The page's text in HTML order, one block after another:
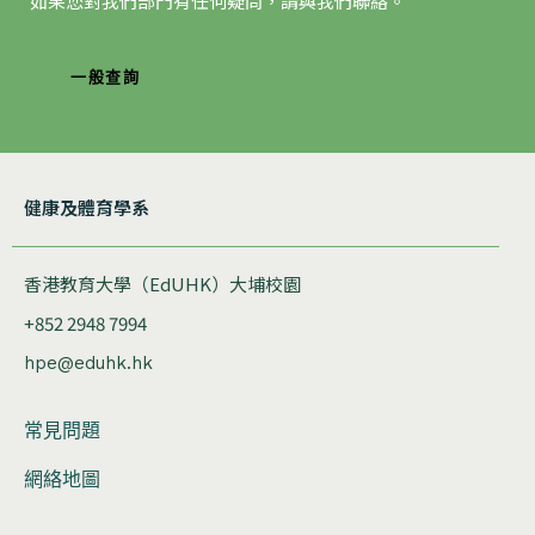
一般查詢
健康及體育學系
香港教育大學（EdUHK）大埔校園
+852 2948 7994
hpe@eduhk.hk
常見問題
網絡地圖